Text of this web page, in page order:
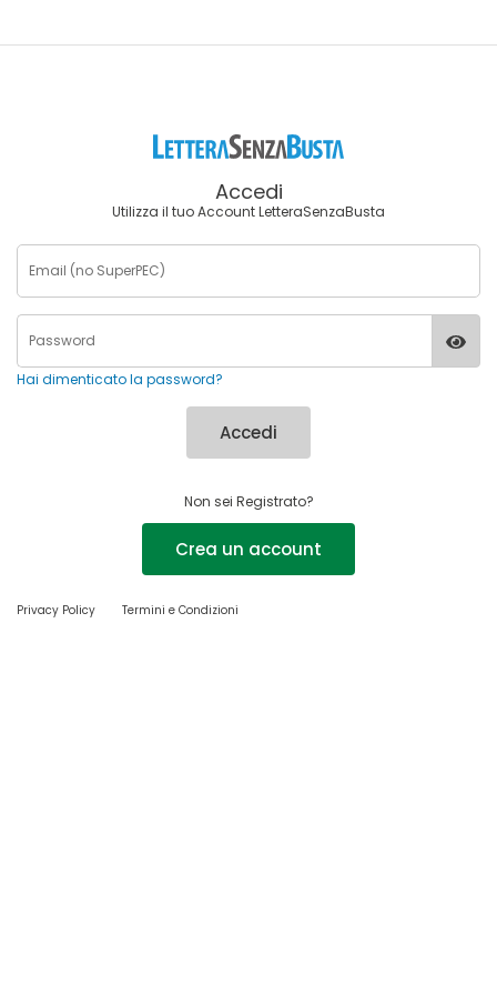
Accedi
Utilizza il tuo Account LetteraSenzaBusta
Hai dimenticato la password?
Accedi
Non sei Registrato?
Crea un account
Privacy Policy Termini e Condizioni